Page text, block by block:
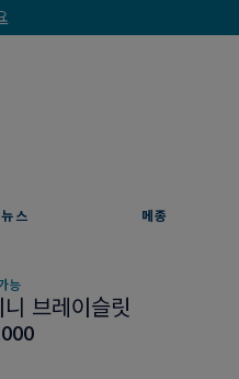
뉴스 메종
능
브레이슬릿